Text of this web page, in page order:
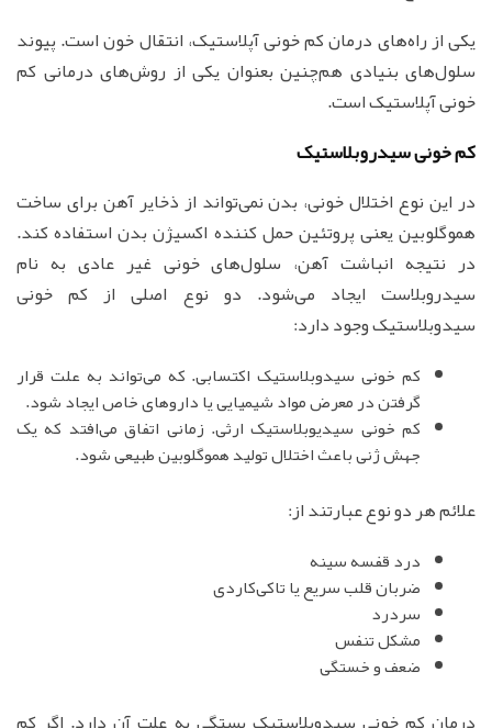
یکی از راه‌های درمان کم خونی آپلاستیک، انتقال خون است. پیوند
سلول‌های بنیادی هم‌چنین بعنوان یکی از روش‌های درمانی کم
خونی آپلاستیک است.
کم خونی سیدروبلاستیک
در این نوع اختلال خونی، بدن نمی‌تواند از ذخایر آهن برای ساخت
هموگلوبین یعنی پروتئین حمل کننده اکسیژن بدن استفاده کند.
در نتیجه انباشت آهن، سلول‌های خونی غیر عادی به نام
سیدروبلاست ایجاد می‌شود. دو نوع اصلی از کم خونی
سیدوبلاستیک وجود دارد:
کم خونی سیدوبلاستیک اکتسابی. که می‌تواند به علت قرار
گرفتن در معرض مواد شیمیایی یا داروهای خاص ایجاد شود.
کم خونی سیدیوبلاستیک ارثی. زمانی اتفاق می‌افتد که یک
جهش ژنی باعث اختلال تولید هموگلوبین طبیعی شود.
علائم هر دو نوع عبارتند از:
درد قفسه سینه
ضربان قلب سریع یا تاکی‌کاردی
سردرد
مشکل تنفس
ضعف و خستگی